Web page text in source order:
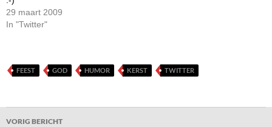
29 maart 2009
In "Twitter"
FEEST GOD HUMOR KERST TWITTER
Bericht
VORIG BERICHT